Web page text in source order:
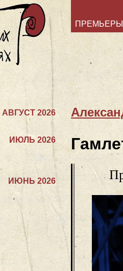
ПРЕМЬЕРЫ
АВГУСТ 2026
ИЮЛЬ 2026
ИЮНЬ 2026